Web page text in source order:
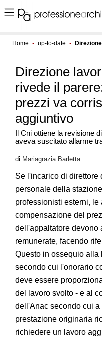
Home ▪ up-to-date ▪ Direzione lavori, il
Direzione
rivede il
prezzi va
aggiuntivo
Il Cni ottiene la revisione
aveva suscitato allarme
di Mariagrazia Barletta
Se l'incarico di direttore
personale della
professionisti esterni,
compensazione del
dell'appaltatore devono
remunerate, facendo
Questo in ossequio
secondo cui l'onorario
deve essere
del lavoro svolto - e al
dell'Anac secondo cui
prestazione originaria
richiedere un lavoro